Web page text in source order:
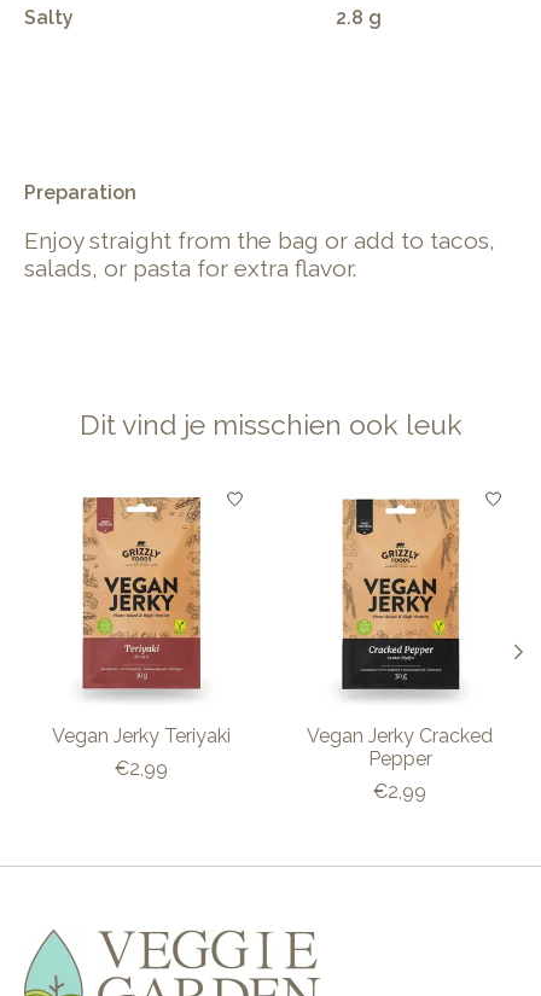
Salty 2.8 g
Preparation
Enjoy straight from the bag or add to tacos,
salads, or pasta for extra flavor.
Dit vind je misschien ook leuk
Items van productcarrousel
Vegan Jerky Teriyaki
€2,99
Vegan Jerky Cracked
Pepper
€2,99